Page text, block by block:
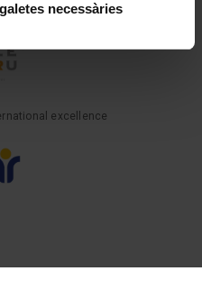
necessàries
of the
excellence